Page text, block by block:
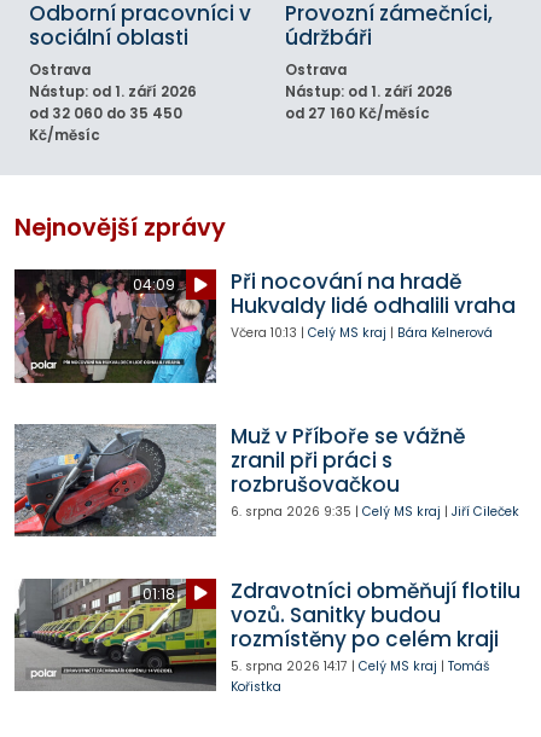
Odborní pracovníci v
sociální oblasti
Ostrava
Nástup: od 1. září 2026
od 32 060 do 35 450
Kč/měsíc
Provozní zámečníci,
údržbáři
Ostrava
Nástup: od 1. září 2026
od 27 160 Kč/měsíc
Nejnovější zprávy
04:09
Při nocování na hradě
Hukvaldy lidé odhalili vraha
Včera 10:13 | Celý MS kraj | Bára Kelnerová
Muž v Příboře se vážně
zranil při práci s
rozbrušovačkou
6. srpna 2026 9:35 | Celý MS kraj | Jiří Cileček
01:18
Zdravotníci obměňují flotilu
vozů. Sanitky budou
rozmístěny po celém kraji
5. srpna 2026 14:17 | Celý MS kraj | Tomáš
Kořistka